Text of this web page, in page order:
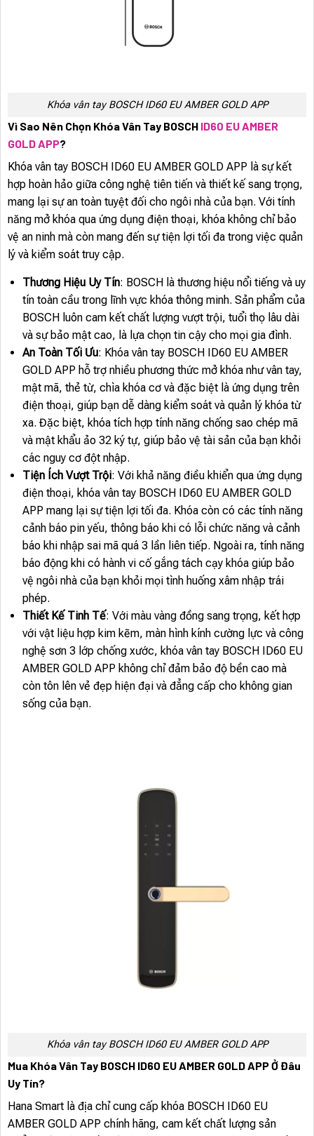
Khóa vân tay BOSCH ID60 EU AMBER GOLD APP
Vì Sao Nên Chọn Khóa Vân Tay BOSCH ID60 EU AMBER
GOLD APP?
Khóa vân tay BOSCH ID60 EU AMBER GOLD APP là sự kết
hợp hoàn hảo giữa công nghệ tiên tiến và thiết kế sang trọng,
mang lại sự an toàn tuyệt đối cho ngôi nhà của bạn. Với tính
năng mở khóa qua ứng dụng điện thoại, khóa không chỉ bảo
vệ an ninh mà còn mang đến sự tiện lợi tối đa trong việc quản
lý và kiểm soát truy cập.
Thương Hiệu Uy Tín: BOSCH là thương hiệu nổi tiếng và uy
tín toàn cầu trong lĩnh vực khóa thông minh. Sản phẩm của
BOSCH luôn cam kết chất lượng vượt trội, tuổi thọ lâu dài
và sự bảo mật cao, là lựa chọn tin cậy cho mọi gia đình.
An Toàn Tối Ưu: Khóa vân tay BOSCH ID60 EU AMBER
GOLD APP hỗ trợ nhiều phương thức mở khóa như vân tay,
mật mã, thẻ từ, chìa khóa cơ và đặc biệt là ứng dụng trên
điện thoại, giúp bạn dễ dàng kiểm soát và quản lý khóa từ
xa. Đặc biệt, khóa tích hợp tính năng chống sao chép mã
và mật khẩu ảo 32 ký tự, giúp bảo vệ tài sản của bạn khỏi
các nguy cơ đột nhập.
Tiện Ích Vượt Trội: Với khả năng điều khiển qua ứng dụng
điện thoại, khóa vân tay BOSCH ID60 EU AMBER GOLD
APP mang lại sự tiện lợi tối đa. Khóa còn có các tính năng
cảnh báo pin yếu, thông báo khi có lỗi chức năng và cảnh
báo khi nhập sai mã quá 3 lần liên tiếp. Ngoài ra, tính năng
báo động khi có hành vi cố gắng tách cạy khóa giúp bảo
vệ ngôi nhà của bạn khỏi mọi tình huống xâm nhập trái
phép.
Thiết Kế Tinh Tế: Với màu vàng đồng sang trọng, kết hợp
với vật liệu hợp kim kẽm, màn hình kính cường lực và công
nghệ sơn 3 lớp chống xước, khóa vân tay BOSCH ID60 EU
AMBER GOLD APP không chỉ đảm bảo độ bền cao mà
còn tôn lên vẻ đẹp hiện đại và đẳng cấp cho không gian
sống của bạn.
Khóa vân tay BOSCH ID60 EU AMBER GOLD APP
Mua Khóa Vân Tay BOSCH ID60 EU AMBER GOLD APP Ở Đâu
Uy Tín?
Hana Smart là địa chỉ cung cấp khóa BOSCH ID60 EU
AMBER GOLD APP chính hãng, cam kết chất lượng sản